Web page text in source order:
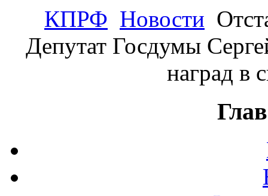
КПРФ Новости
Депутат Госдумы
наград в